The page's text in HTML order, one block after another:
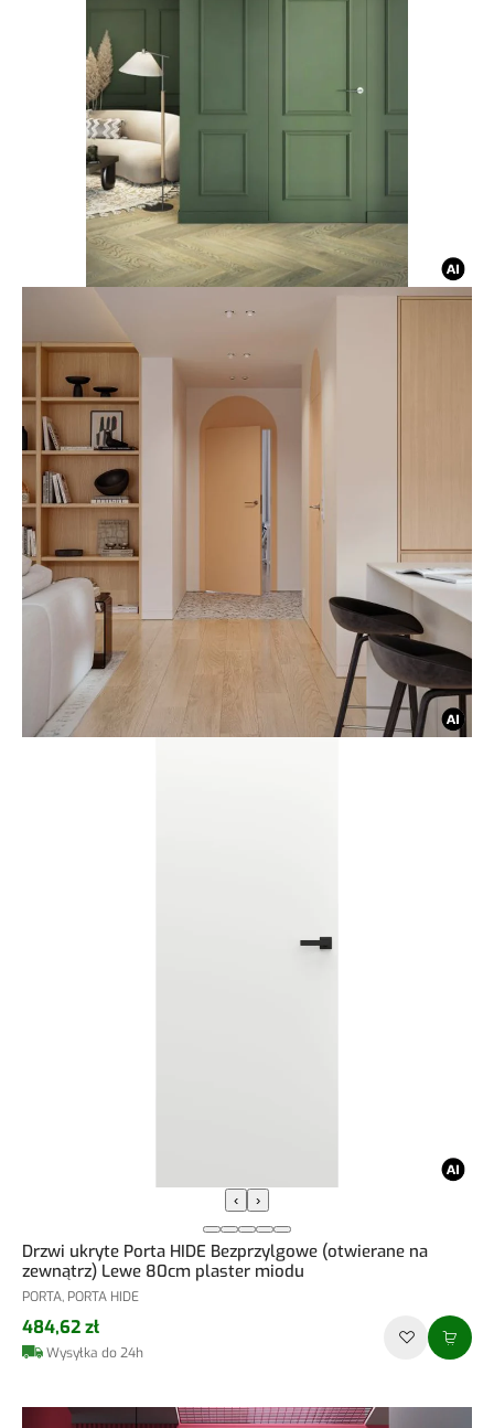
‹ ›
Drzwi ukryte Porta HIDE Bezprzylgowe (otwierane na
zewnątrz) Lewe 80cm plaster miodu
PORTA, PORTA HIDE
484,62 zł
Wysyłka do 24h